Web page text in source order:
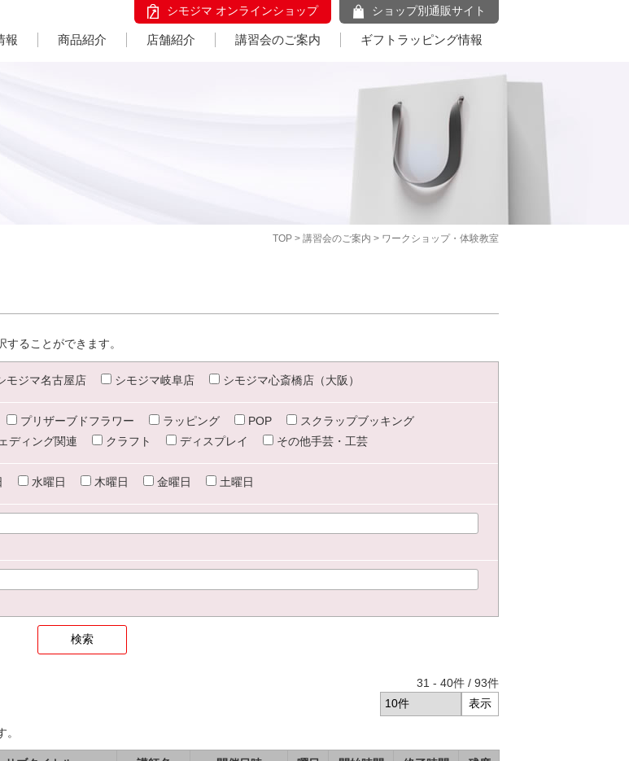
シモジマ オンラインショップ ショップ別通販サイト
報 商品紹介 店舗紹介 講習会のご案内 ギフトラッピング情報
TOP > 講習会のご案内 > ワークショップ・体験教室
ることができます。
モジマ名古屋店 シモジマ岐阜店 シモジマ心斎橋店（大阪）
プリザーブドフラワー ラッピング POP
スクラップブッキング
ディング関連 クラフト ディスプレイ その他手芸・工芸
水曜日 木曜日 金曜日 土曜日
31 - 40件 / 93件